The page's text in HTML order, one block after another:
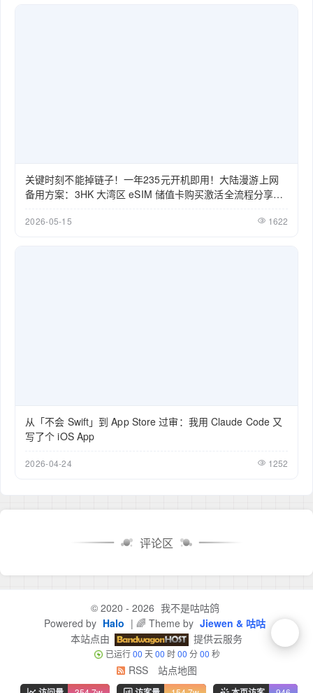
关键时刻不能掉链子！一年235元开机即用！大陆漫游上网
备用方案：3HK 大湾区 eSIM 储值卡购买激活全流程分享
2026-05-15 1622
从「不会 Swift」到 App Store 过审：我用 Claude Code 又
写了个 iOS App
2026-04-24 1252
评论区
© 2020 - 2026 我不是咕咕鸽
Powered by Halo | 🌈 Theme by Jiewen & 咕咕
本站点由
提供云服务
已运行00 天00 时00 分00 秒
RSS 站点地图